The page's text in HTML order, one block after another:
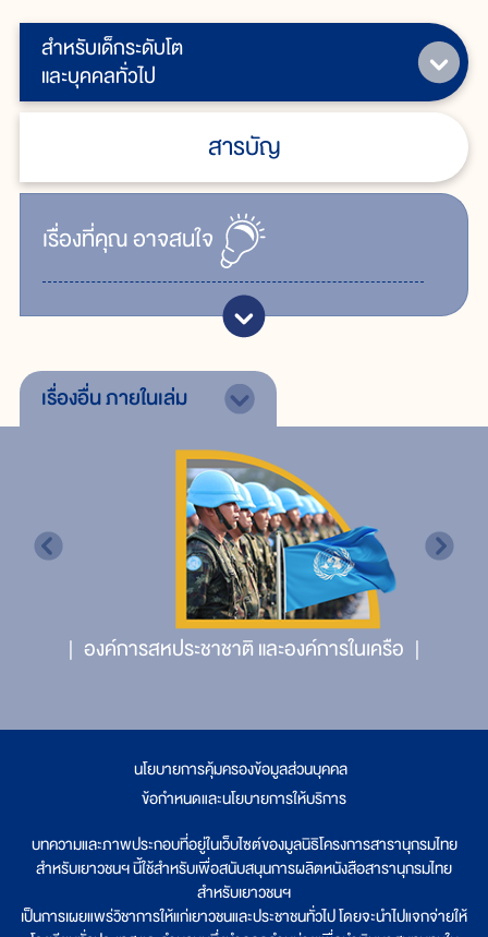
สำหรับเด็กระดับโต
และบุคคลทั่วไป
สารบัญ
เรื่ิองที่คุณอาจสนใจ
เรื่องอื่นภายในเล่ม
องค์การสหประชาชาติ และองค์การในเครือ
นโยบายการคุ้มครองข้อมูลส่วนบุคคล
ข้อกำหนดและนโยบายการให้บริการ
บทความและภาพประกอบที่อยู่ในเว็บไซต์ของมูลนิธิโครงการสารานุกรมไทย
สำหรับเยาวชนฯ นี้ใช้สำหรับเพื่อสนับสนุนการผลิตหนังสือสารานุกรมไทย
สำหรับเยาวชนฯ
เป็นการเผยแพร่วิชาการให้แก่เยาวชนและประชาชนทั่วไป โดยจะนำไปแจกจ่ายให้